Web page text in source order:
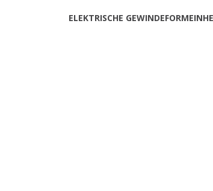
ELEKTRISCHE